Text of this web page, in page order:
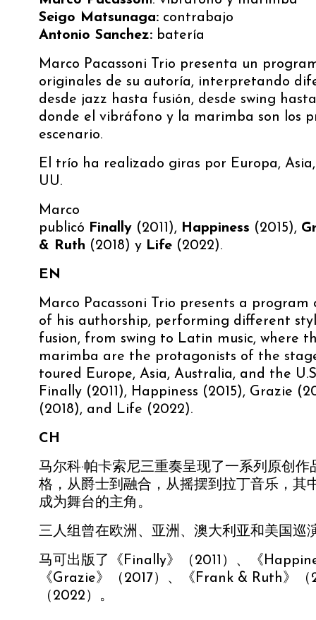
Seigo Matsunaga: contrabajo
Antonio Sanchez: batería
Marco Pacassoni Trio presenta un
originales de su autoría, interpretando
desde jazz hasta fusión, desde swing
donde el vibráfono y la marimba son los
escenario.
El trío ha realizado giras por Europa,
UU.
Marco
publicó Finally (2011), Happiness (2015),
& Ruth (2018) y Life (2022).
EN
Marco Pacassoni Trio presents a program
of his authorship, performing different
fusion, from swing to Latin music, where
marimba are the protagonists of the
toured Europe, Asia, Australia, and the
Finally (2011), Happiness (2015), Grazie
(2018), and Life (2022).
CH
马尔科·帕卡索尼三重奏呈现了一系列原创作
格，从爵士到融合，从摇摆到拉丁音乐，其
成为舞台的主角。
三人组曾在欧洲、亚洲、澳大利亚和美国巡
马可出版了《Finally》（2011）、《
《Grazie》（2017）、《Frank & Ruth》
（2022）。